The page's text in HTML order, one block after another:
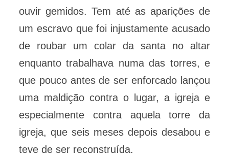
ouvir gemidos. Tem até as aparições de
um escravo que foi injustamente acusado
de roubar um colar da santa no altar
enquanto trabalhava numa das torres, e
que pouco antes de ser enforcado lançou
uma maldição contra o lugar, a igreja e
especialmente contra aquela torre da
igreja, que seis meses depois desabou e
teve de ser reconstruída.